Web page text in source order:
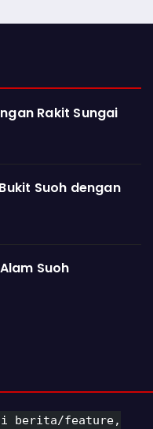
Rakit Sungai
Suoh dengan
Suoh
berita/feature,